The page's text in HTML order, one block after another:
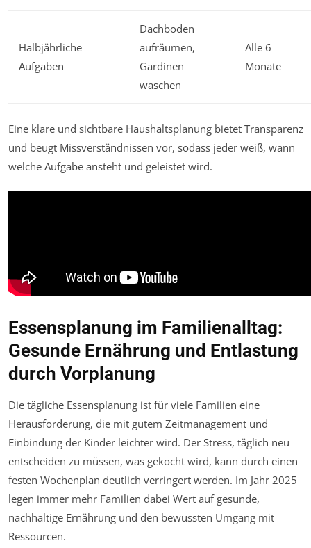
Halbjährliche
Aufgaben
Dachboden
aufräumen,
Gardinen
waschen
Alle 6
Monate
Eine klare und sichtbare Haushaltsplanung bietet Transparenz
und beugt Missverständnissen vor, sodass jeder weiß, wann
welche Aufgabe ansteht und geleistet wird.
Essensplanung im Familienalltag:
Gesunde Ernährung und Entlastung
durch Vorplanung
Die tägliche Essensplanung ist für viele Familien eine
Herausforderung, die mit gutem Zeitmanagement und
Einbindung der Kinder leichter wird. Der Stress, täglich neu
entscheiden zu müssen, was gekocht wird, kann durch einen
festen Wochenplan deutlich verringert werden. Im Jahr 2025
legen immer mehr Familien dabei Wert auf gesunde,
nachhaltige Ernährung und den bewussten Umgang mit
Ressourcen.